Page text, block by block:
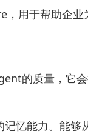
用于帮助企
的质量，它
忆能力。能够